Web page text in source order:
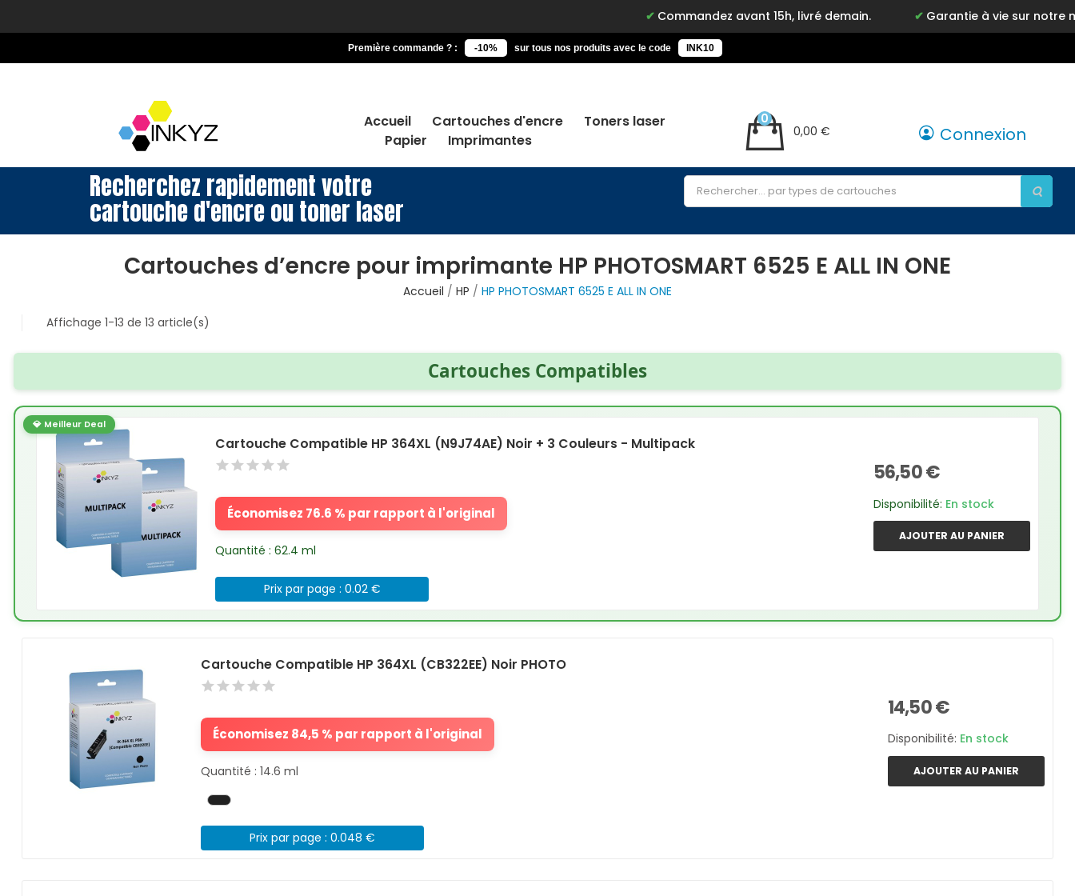
Commandez avant 15h, livré demain. Garantie à vie sur notre marque Inkyz
Première commande ? : -10% sur tous nos produits avec le code INK10
Accueil Cartouches d'encre
Toners laser
Papier
Imprimantes
0,00 €
0
Connexion
Recherchez rapidement votre
cartouche d'encre ou toner laser
Cartouches d’encre pour imprimante HP PHOTOSMART 6525 E ALL IN ONE
Accueil HP
HP PHOTOSMART 6525 E ALL IN ONE
Affichage 1-13 de 13 article(s)
Cartouches Compatibles
💎 Meilleur Deal
Cartouche Compatible HP 364XL (N9J74AE) Noir + 3 Couleurs - Multipack
Économisez 76.6 % par rapport à l'original
Quantité : 62.4 ml
Prix par page : 0.02 €
56,50 €
Disponibilité: En stock
AJOUTER AU PANIER
Cartouche Compatible HP 364XL (CB322EE) Noir PHOTO
Économisez 84,5 % par rapport à l'original
Quantité : 14.6 ml
Prix par page : 0.048 €
14,50 €
Disponibilité: En stock
AJOUTER AU PANIER